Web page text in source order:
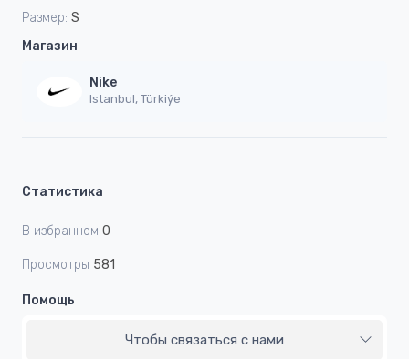
Размер: S
Магазин
Nike
Istanbul, Türkiýe
Статистика
В избранном 0
Просмотры 581
Помощь
Чтобы связаться с нами